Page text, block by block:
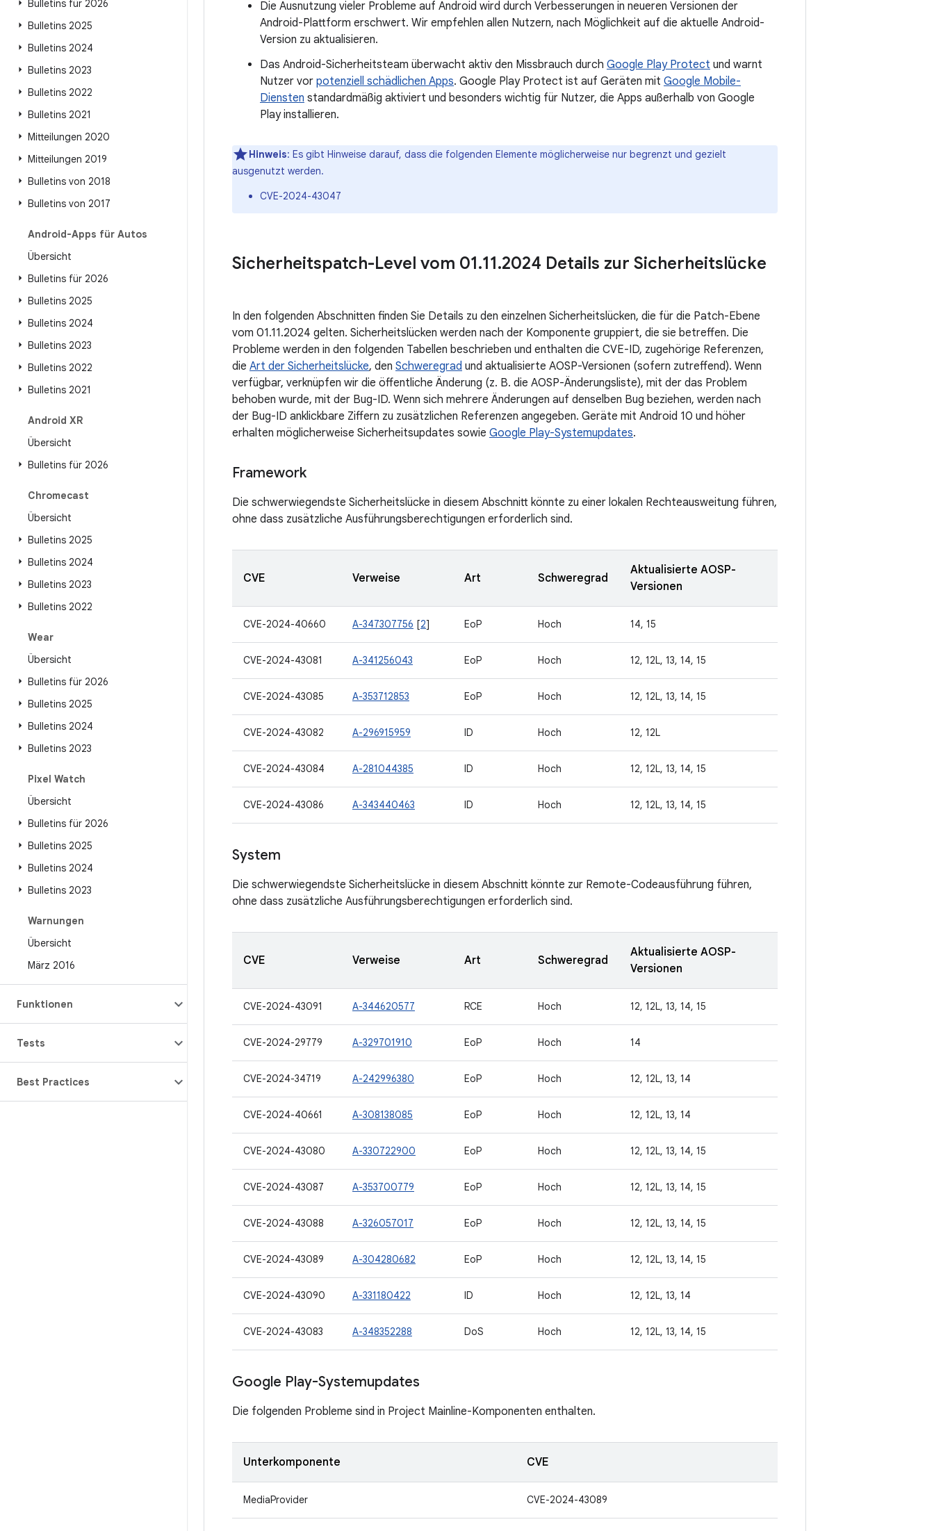
Bulletins für 2026
Bulletins 2025
Bulletins 2024
Bulletins 2023
Bulletins 2022
Bulletins 2021
Mitteilungen 2020
Mitteilungen 2019
Bulletins von 2018
Bulletins von 2017
Android-Apps für Autos
Übersicht
Bulletins für 2026
Bulletins 2025
Bulletins 2024
Bulletins 2023
Bulletins 2022
Bulletins 2021
Android XR
Übersicht
Bulletins für 2026
Chromecast
Übersicht
Bulletins 2025
Bulletins 2024
Bulletins 2023
Bulletins 2022
Wear
Übersicht
Bulletins für 2026
Bulletins 2025
Bulletins 2024
Bulletins 2023
Pixel Watch
Übersicht
Bulletins für 2026
Bulletins 2025
Bulletins 2024
Bulletins 2023
Warnungen
Übersicht
März 2016
Funktionen
Tests
Best Practices
Die Ausnutzung vieler Probleme auf Android wird durch Verbesserungen in neueren Versionen der
Android-Plattform erschwert. Wir empfehlen allen Nutzern, nach Möglichkeit auf die aktuelle Android-
Version zu aktualisieren.
Das Android-Sicherheitsteam überwacht aktiv den Missbrauch durch Google Play Protect und warnt
Nutzer vor potenziell schädlichen Apps. Google Play Protect ist auf Geräten mit Google Mobile-
Diensten standardmäßig aktiviert und besonders wichtig für Nutzer, die Apps außerhalb von Google
Play installieren.
Hinweis: Es gibt Hinweise darauf, dass die folgenden Elemente möglicherweise nur begrenzt und gezielt
ausgenutzt werden.
CVE-2024-43047
Sicherheitspatch-Level vom 01.11.2024 Details zur Sicherheitslücke
In den folgenden Abschnitten finden Sie Details zu den einzelnen Sicherheitslücken, die für die Patch-Ebene
vom 01.11.2024 gelten. Sicherheitslücken werden nach der Komponente gruppiert, die sie betreffen. Die
Probleme werden in den folgenden Tabellen beschrieben und enthalten die CVE-ID, zugehörige Referenzen,
die Art der Sicherheitslücke, den Schweregrad und aktualisierte AOSP-Versionen (sofern zutreffend). Wenn
verfügbar, verknüpfen wir die öffentliche Änderung (z. B. die AOSP-Änderungsliste), mit der das Problem
behoben wurde, mit der Bug-ID. Wenn sich mehrere Änderungen auf denselben Bug beziehen, werden nach
der Bug-ID anklickbare Ziffern zu zusätzlichen Referenzen angegeben. Geräte mit Android 10 und höher
erhalten möglicherweise Sicherheitsupdates sowie Google Play-Systemupdates.
Framework
Die schwerwiegendste Sicherheitslücke in diesem Abschnitt könnte zu einer lokalen Rechteausweitung führen,
ohne dass zusätzliche Ausführungsberechtigungen erforderlich sind.
CVE Verweise Art Schweregrad
Aktualisierte AOSP-
Versionen
CVE-2024-40660 A-347307756 [2] EoP Hoch 14, 15
CVE-2024-43081 A-341256043 EoP Hoch 12, 12L, 13, 14, 15
CVE-2024-43085 A-353712853 EoP Hoch 12, 12L, 13, 14, 15
CVE-2024-43082 A-296915959 ID Hoch 12, 12L
CVE-2024-43084 A-281044385 ID Hoch 12, 12L, 13, 14, 15
CVE-2024-43086 A-343440463 ID Hoch 12, 12L, 13, 14, 15
System
Die schwerwiegendste Sicherheitslücke in diesem Abschnitt könnte zur Remote-Codeausführung führen,
ohne dass zusätzliche Ausführungsberechtigungen erforderlich sind.
CVE Verweise Art Schweregrad
Aktualisierte AOSP-
Versionen
CVE-2024-43091 A-344620577 RCE Hoch 12, 12L, 13, 14, 15
CVE-2024-29779 A-329701910 EoP Hoch 14
CVE-2024-34719 A-242996380 EoP Hoch 12, 12L, 13, 14
CVE-2024-40661 A-308138085 EoP Hoch 12, 12L, 13, 14
CVE-2024-43080 A-330722900 EoP Hoch 12, 12L, 13, 14, 15
CVE-2024-43087 A-353700779 EoP Hoch 12, 12L, 13, 14, 15
CVE-2024-43088 A-326057017 EoP Hoch 12, 12L, 13, 14, 15
CVE-2024-43089 A-304280682 EoP Hoch 12, 12L, 13, 14, 15
CVE-2024-43090 A-331180422 ID Hoch 12, 12L, 13, 14
CVE-2024-43083 A-348352288 DoS Hoch 12, 12L, 13, 14, 15
Google Play-Systemupdates
Die folgenden Probleme sind in Project Mainline-Komponenten enthalten.
Unterkomponente CVE
MediaProvider CVE-2024-43089